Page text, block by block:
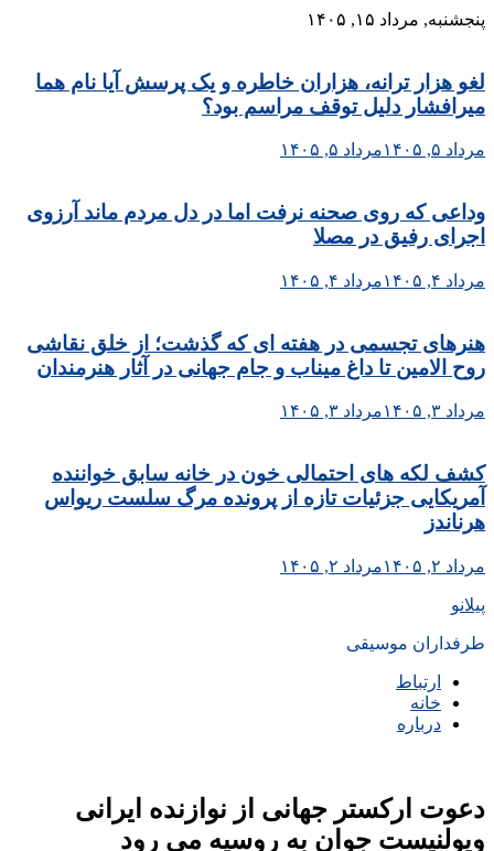
Skip
پنجشنبه, مرداد ۱۵, ۱۴۰۵
لغو هزار ترانه، هزاران خاطره و یک پرسش آیا نام هما
میرافشار دلیل توقف مراسم بود؟
مرداد ۵, ۱۴۰۵ مرداد ۵, ۱۴۰۵
وداعی که روی صحنه نرفت اما در دل مردم ماند آرزوی
اجرای رفیق در مصلا
مرداد ۴, ۱۴۰۵ مرداد ۴, ۱۴۰۵
هنرهای تجسمی در هفته ای که گذشت؛ از خلق نقاشی
روح الامین تا داغ میناب و جام جهانی در آثار هنرمندان
مرداد ۳, ۱۴۰۵ مرداد ۳, ۱۴۰۵
کشف لکه های احتمالی خون در خانه سابق خواننده
آمریکایی جزئیات تازه از پرونده مرگ سلست ریواس
هرناندز
مرداد ۲, ۱۴۰۵ مرداد ۲, ۱۴۰۵
پیلانو
طرفداران موسیقی
ارتباط
خانه
درباره
دعوت ارکستر جهانی از نوازنده ایرانی
ویولنیست جوان به روسیه می رود